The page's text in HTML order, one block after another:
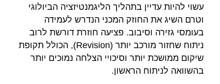
עשוי להיות עדיין בתהליך הליגמנטיזציה הביולוגי
וטרם השיג את החוזק המכני הנדרש לעמידה
בעומסי גזירה וסיבוב. פציעה חוזרת דורשת לרוב
ניתוח שחזור מורכב יותר (Revision), הכולל תקופת
שיקום ממושכת יותר וסיכויי הצלחה נמוכים יותר
בהשוואה לניתוח הראשון.